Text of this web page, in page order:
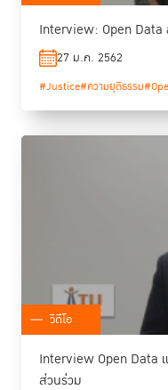
Interview: Open
27 ม.ค. 2562
#Justice#ความยุติธรรม
วิดีโอ
Interview Open Data
ส่วนร่วม